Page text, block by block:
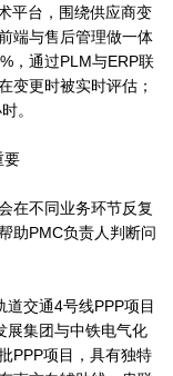
平台，围绕供应商变
端与售后管理做一体
，通过PLM与ERP联
变更时被实时评估；
。
要
在不同业务环节反复
助PMC负责人判断问
交通4号线PPP项目
展集团与中铁电气化
PPP项目，具有独特